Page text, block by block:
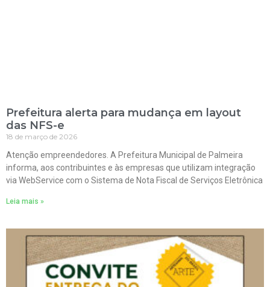
Prefeitura alerta para mudança em layout
das NFS-e
18 de março de 2026
Atenção empreendedores. A Prefeitura Municipal de Palmeira
informa, aos contribuintes e às empresas que utilizam integração
via WebService com o Sistema de Nota Fiscal de Serviços Eletrônica
Leia mais »